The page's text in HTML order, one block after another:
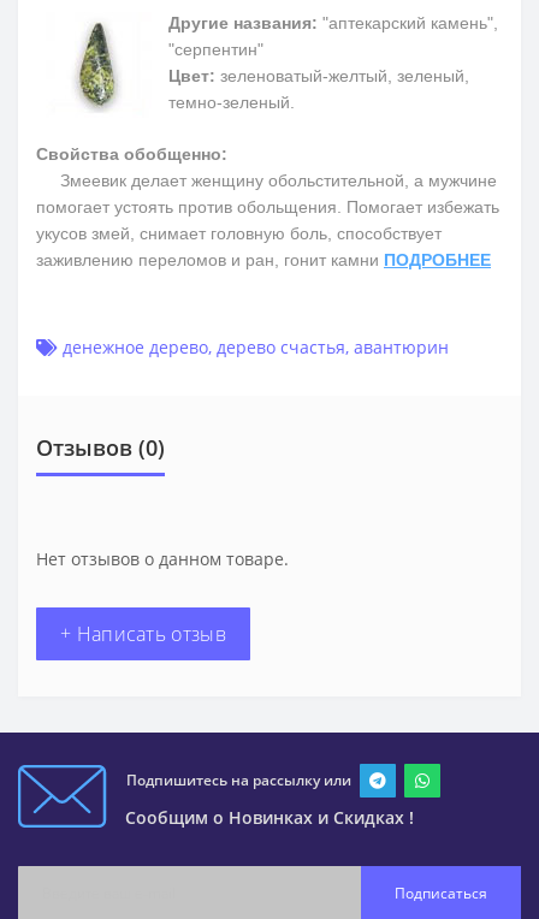
Другие названия: "аптекарский камень",
"серпентин"
Цвет: зеленоватый-желтый, зеленый,
темно-зеленый.
Свойства обобщенно:
Змеевик делает женщину обольстительной, а мужчине
помогает устоять против обольщения. Помогает избежать
укусов змей, снимает головную боль, способствует
заживлению переломов и ран, гонит камни ПОДРОБНЕЕ
денежное дерево, дерево счастья, авантюрин
Отзывов (0)
Нет отзывов о данном товаре.
+ Написать отзыв
Подпишитесь на рассылку или
Сообщим о Новинках и Скидках !
Подписаться